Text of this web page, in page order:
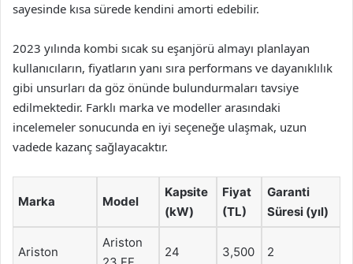
sayesinde kısa sürede kendini amorti edebilir.
2023 yılında kombi sıcak su eşanjörü almayı planlayan
kullanıcıların, fiyatların yanı sıra performans ve dayanıklılık
gibi unsurları da göz önünde bulundurmaları tavsiye
edilmektedir. Farklı marka ve modeller arasındaki
incelemeler sonucunda en iyi seçeneğe ulaşmak, uzun
vadede kazanç sağlayacaktır.
Marka Model
Kapsite
(kW)
Fiyat
(TL)
Garanti
Süresi (yıl)
Ariston
Ariston
24 3,500 2